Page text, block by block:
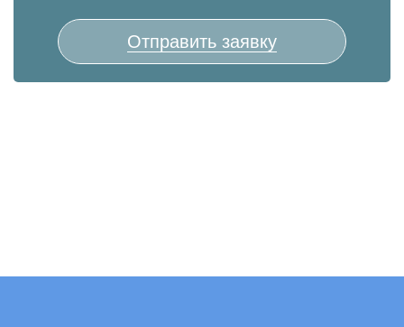
Отправить заявку